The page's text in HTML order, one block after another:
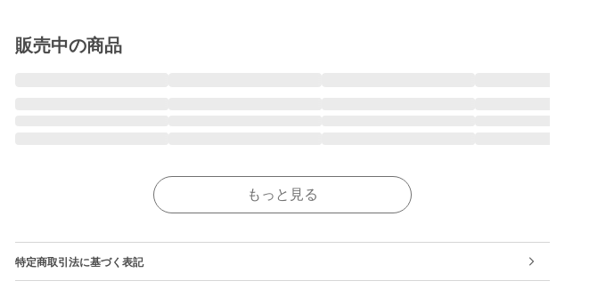
販売中の商品
もっと見る
特定商取引法に基づく表記